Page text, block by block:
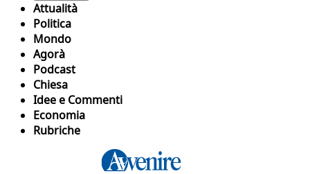
Attualità
Politica
Mondo
Agorà
Podcast
Chiesa
Idee e Commenti
Economia
Rubriche